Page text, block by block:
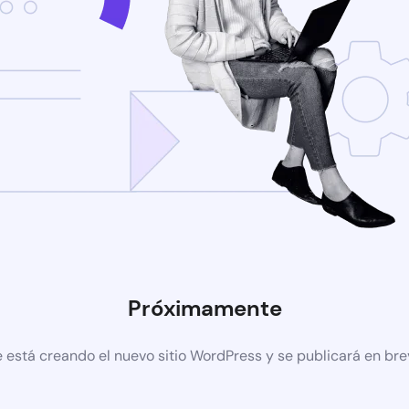
Próximamente
está creando el nuevo sitio WordPress y se publicará en